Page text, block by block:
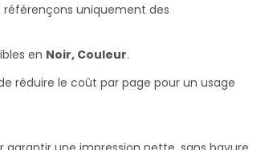
référençons uniquement des
en Noir, Couleur.
réduire le coût par page pour un usage